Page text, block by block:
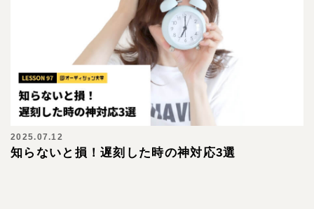
2025.07.12
知らないと損！遅刻した時の神対応3選